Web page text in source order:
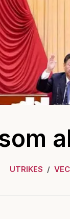
UTRIKES